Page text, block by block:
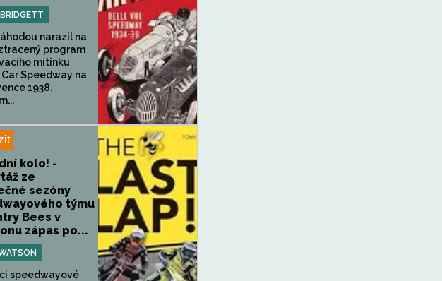
narazil na
program
mítinku
Car Speedway na
1938.
kolo! -
ze
sezóny
týmu
Bees v
zápas po...
speedwayové